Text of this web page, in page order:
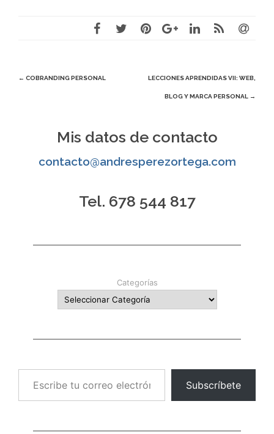
Navegación
← COBRANDING PERSONAL LECCIONES APRENDIDAS VII: WEB,
BLOG Y MARCA PERSONAL →
Mis datos de contacto
contacto@andresperezortega.com
Tel. 678 544 817
Categorías
Escribe tu correo electrónico…
Subscríbete